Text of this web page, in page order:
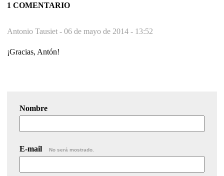
1 COMENTARIO
Antonio Tausiet - 06 de mayo de 2014 - 13:52
¡Gracias, Antón!
Nombre
E-mail No será mostrado.